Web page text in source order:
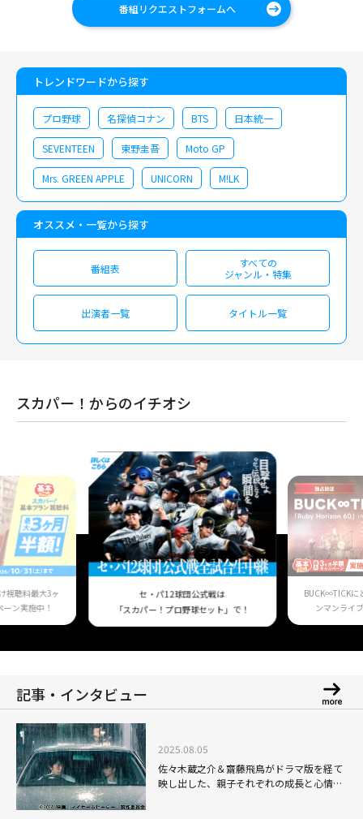
番組リクエストフォームへ
トレンドワードから探す
プロ野球 名探偵コナン BTS 日本統一
SEVENTEEN 東野圭吾 Moto GP
Mrs. GREEN APPLE UNICORN M!LK
オススメ・一覧から探す
番組表
すべての
ジャンル・特集
出演者一覧 タイトル一覧
スカパー！からのイチオシ
視聴料最大3ヶ
ン実施中！
セ・パ12球団公式戦は
「スカパー！プロ野球セット」で！
BUCK∞TICKに
ンマンライ
記事・インタビュー
2025.08.05
佐々木蔵之介＆齋藤飛鳥がドラマ版を経て
映し出した、親子それぞれの成長と心情！